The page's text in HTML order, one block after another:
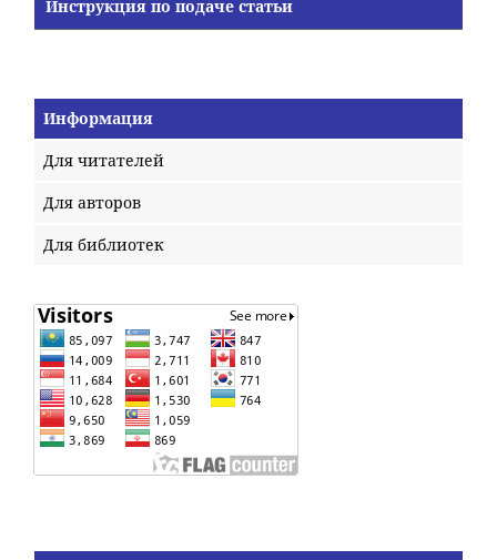
Инструкция по подаче статьи
Информация
Для читателей
Для авторов
Для библиотек